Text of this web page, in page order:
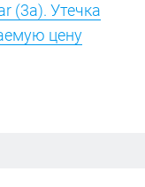
(3a). Утечка
цену